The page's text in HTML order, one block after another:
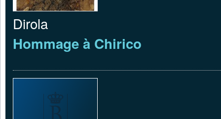
Dirola
Hommage à Chirico